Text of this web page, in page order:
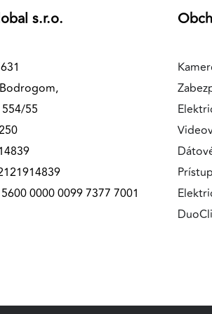
s.r.o.
55
0000 0099 7377 7001
COOKIES
a našim partnerom zobrazovať cielenú a
a to na našom webe aj v
tretích strán.
Google